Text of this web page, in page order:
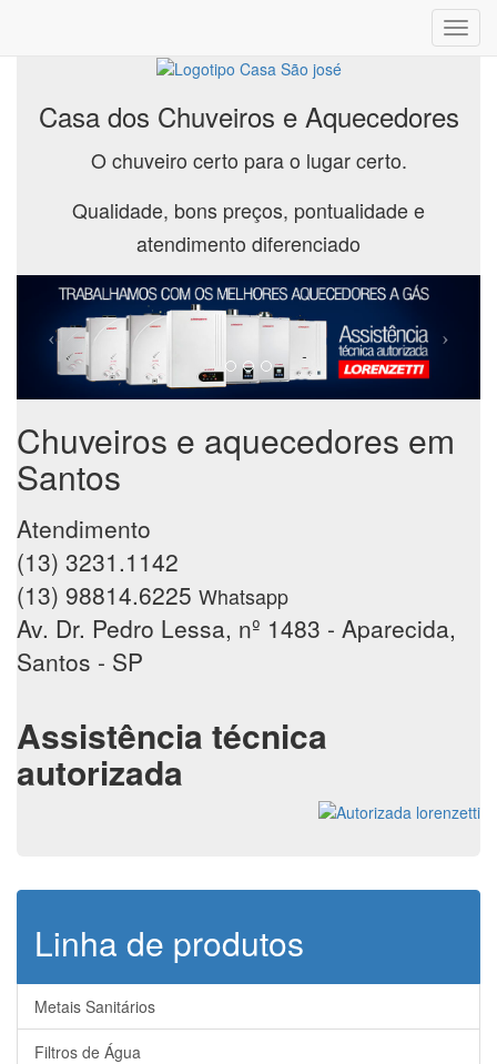
Casa dos Chuveiros e Aquecedores
O chuveiro certo para o lugar certo.
Qualidade, bons preços, pontualidade e
atendimento diferenciado
Chuveiros e aquecedores em
Santos
Atendimento
(13) 3231.1142
(13) 98814.6225 Whatsapp
Av. Dr. Pedro Lessa, nº 1483 - Aparecida,
Santos - SP
Assistência técnica
autorizada
Linha de produtos
Metais Sanitários
Filtros de Água